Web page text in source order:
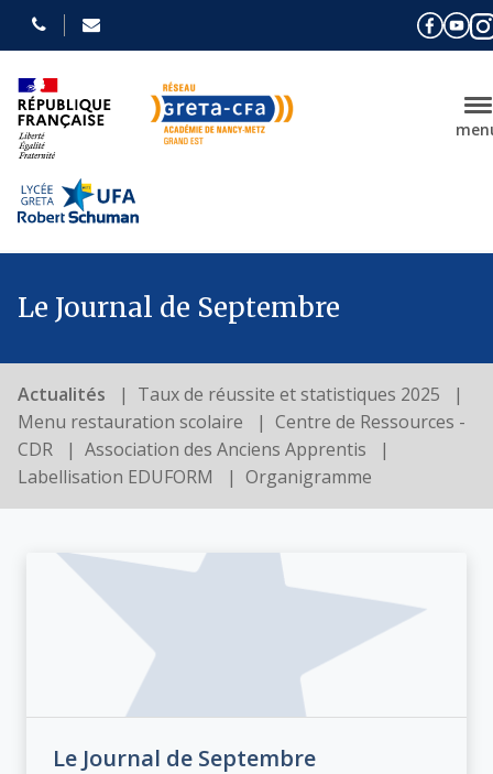
Le Journal de Septembre
Actualités
Taux de réussite et statistiques 2025
Menu restauration scolaire
Centre de Ressources -
CDR
Association des Anciens Apprentis
Labellisation EDUFORM
Organigramme
Le Journal de Septembre